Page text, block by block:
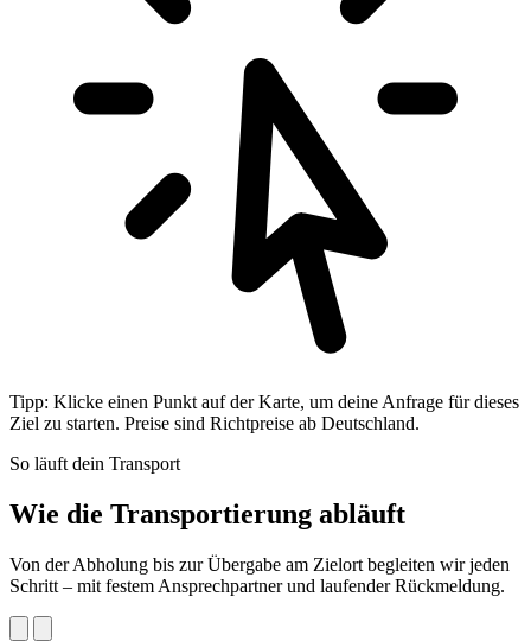
Tipp: Klicke einen Punkt auf der Karte, um deine Anfrage für dieses
Ziel zu starten. Preise sind Richtpreise ab Deutschland.
So läuft dein Transport
Wie die Transportierung abläuft
Von der Abholung bis zur Übergabe am Zielort begleiten wir jeden
Schritt – mit festem Ansprechpartner und laufender Rückmeldung.